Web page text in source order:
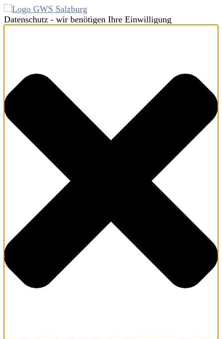
Datenschutz - wir benötigen Ihre Einwilligung